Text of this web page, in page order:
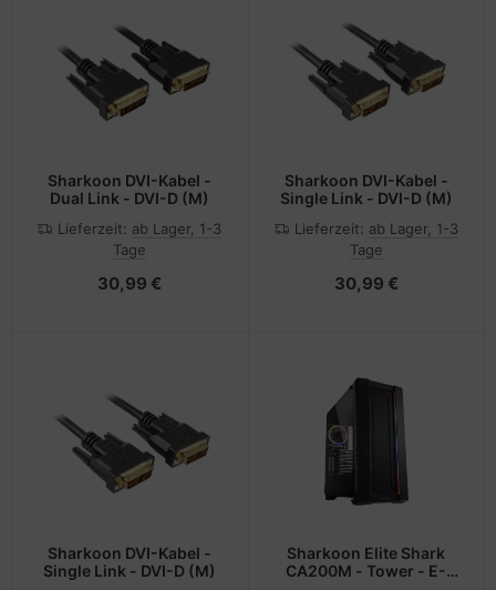
Sharkoon DVI-Kabel -
Dual Link - DVI-D (M)
Lieferzeit: ab Lager, 1-3
Tage
30,99 €
Sharkoon DVI-Kabel -
Single Link - DVI-D (M)
Lieferzeit: ab Lager, 1-3
Tage
30,99 €
Sharkoon DVI-Kabel -
Single Link - DVI-D (M)
Sharkoon Elite Shark
CA200M - Tower - E-